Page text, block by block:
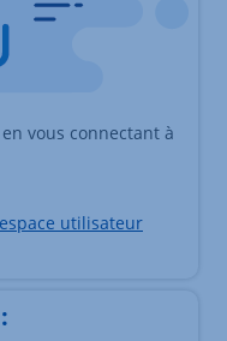
vous connectant à
utilisateur